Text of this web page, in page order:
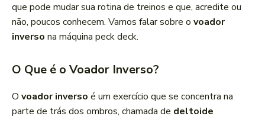
que pode mudar sua rotina de treinos e que, acredite ou
não, poucos conhecem. Vamos falar sobre o voador
inverso na máquina peck deck.
O Que é o Voador Inverso?
O voador inverso é um exercício que se concentra na
parte de trás dos ombros, chamada de deltoide